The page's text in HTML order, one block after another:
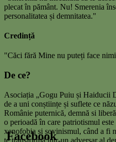
plecat în pământ. Nu! Smerenia
personalitatea și demnitatea."
Credință
"Căci fără Mine nu puteți face
De ce?
Asociația „Gogu Puiu și Haiducii
de a uni conștiințe și suflete ce
Românie puternică, demnă si
o perioadă în care patriotismul
xenofobia și șovinismul, când a fi
te transformă într-un adversar al
Facebook